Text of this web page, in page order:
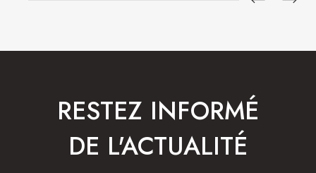
RESTEZ INFORMÉ
DE L'ACTUALITÉ